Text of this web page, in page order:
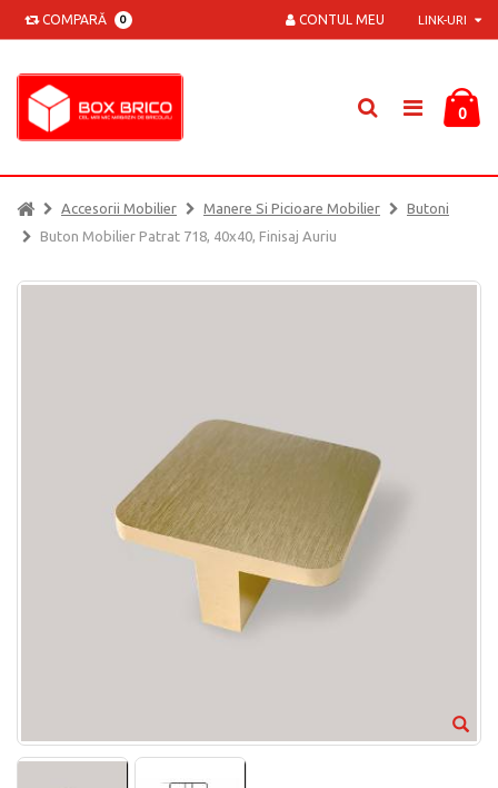
COMPARĂ 0 LINK-URI
CONTUL MEU
0
Accesorii Mobilier Manere Si Picioare Mobilier
Butoni
Buton Mobilier Patrat 718, 40x40, Finisaj Auriu